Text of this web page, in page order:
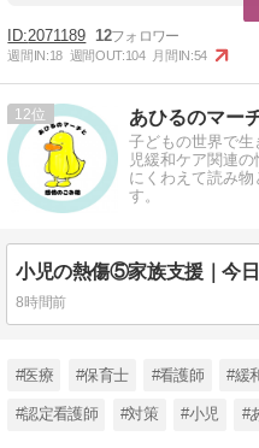
2071189 12
週間IN:18 週間OUT:104 月間IN:54
12 あひるのマー
子どもの世界で
児緩和ケア関連
にくわえて読み
す。
8時間前
#医療 #保育士 #看護師 #緩
#認定看護師 #対策 #小児 #